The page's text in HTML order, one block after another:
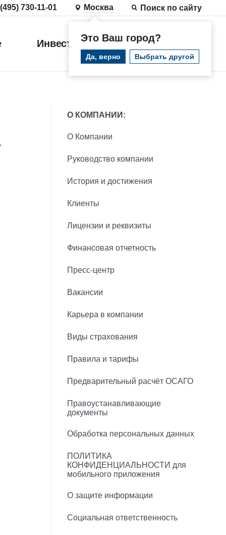
730-11-01 Москва
Это Ваш город?
Да, верно Выбрать другой
Поиск по сайту
Инвестиции
О КОМПАНИИ:
О Компании
Руководство компании
История и достижения
Клиенты
Лицензии и реквизиты
Финансовая отчетность
Пресс-центр
Вакансии
Карьера в компании
Виды страхования
Правила и тарифы
Предварительный расчёт ОСАГО
Правоустанавливающие
документы
Обработка персональных данных
ПОЛИТИКА
КОНФИДЕНЦИАЛЬНОСТИ для
мобильного приложения
О защите информации
Социальная ответственность